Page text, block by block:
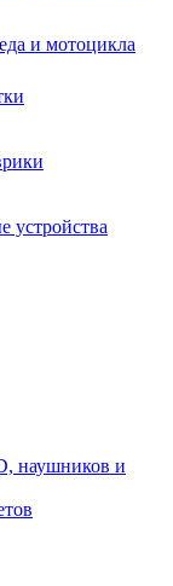
и мотоцикла
устройства
наушников и